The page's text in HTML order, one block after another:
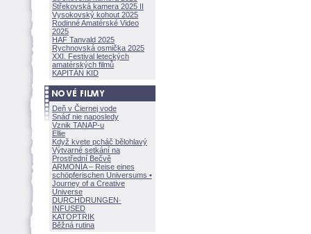
Střekovská kamera 2025 II
Vysokovský kohout 2025
Rodinné Amatérské Video
2025
HAF Tanvald 2025
Rychnovská osmička 2025
XXI. Festival leteckých
amatérských filmů
KAPITÁN KID
Deň v Čiernej vode
Snáď nie naposledy
Vznik TANAP-u
Ellie
Když kvete pcháč bělohlavý
Výtvarné setkání na
Prostřední Bečvě
ARMONÍA – Reise eines
schöpferischen Universums •
Journey of a Creative
Universe
DURCHDRUNGEN·
INFUSED
KATOPTRIK
Běžná rutina